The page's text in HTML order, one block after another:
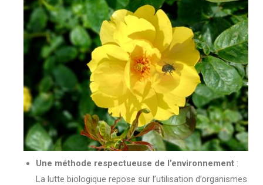
Une méthode respectueuse de l’environnement :
La lutte biologique repose sur l’utilisation d’organismes